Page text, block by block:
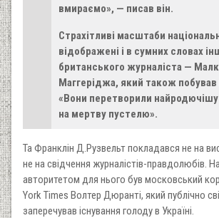
вмираємо», — писав він.
Страхітливі масштаби
відображені і в сумних словах
британського журналіста —
Маггеріджа, який також побував
«Вони перетворили найродючішу
на мертву пустелю».
Та Франклін Д.Рузвельт покладався не на
не на свідчення журналістів-правдолюбів.
авторитетом для нього був московський
York Times Волтер Дюранті, який публічно
заперечував існування голоду в Україні.